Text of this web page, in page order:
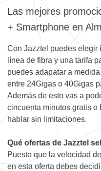
Las mejores
+ Smartphone en
Con Jazztel puedes elegir
línea de fibra y una tarifa
puedes adapatar a
entre 24Gigas o 40Gigas
Además de esto vas a
cincuenta minutos gratis
hablar sin limitaciones.
Qué ofertas de Jazztel
Puesto que la velocidad
en esta oferta debes